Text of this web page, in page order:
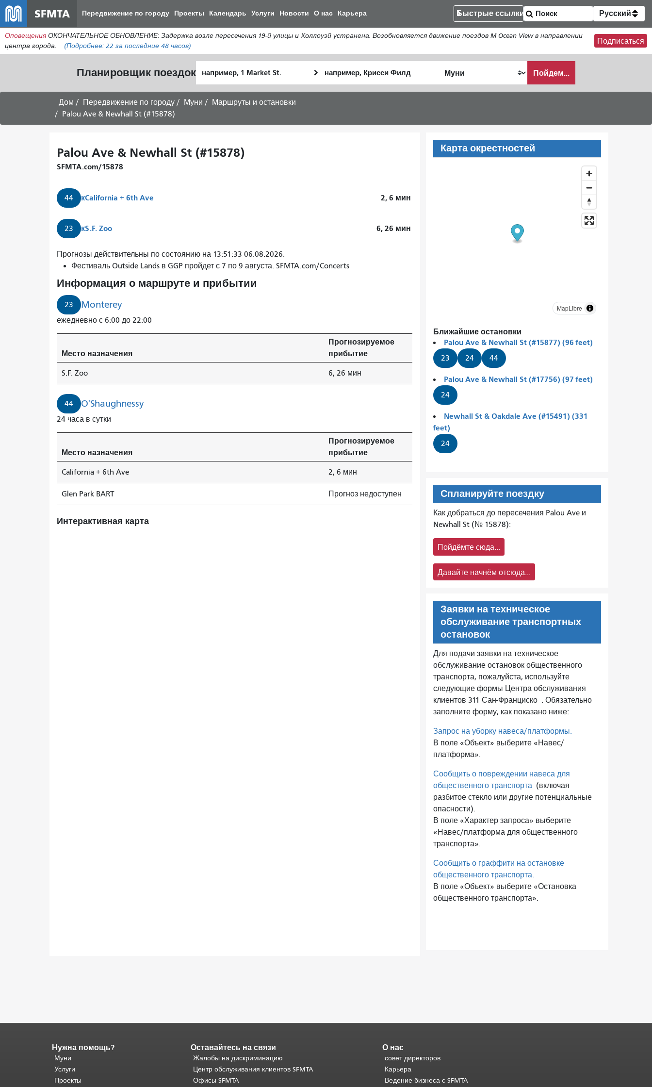
к
общему
содержанию
SFMTA Передвижение по городу Проекты Календарь Услуги Новости О нас Карьера Быстрые ссылки Русский
Оповещения ОКОНЧАТЕЛЬНОЕ ОБНОВЛЕНИЕ: Задержка возле пересечения 19-й улицы и Холлоуэй устранена. Возобновляется движение поездов M Ocean View в направлении
центра города.
(Подробнее: 22 за последние 48 часов)
Подписаться
Планировщик поездок местоположение
окончания
я
Пойдем...
Дом Передвижение по городу Муни
Маршруты и остановки
Palou Ave & Newhall St (#15878)
Palou Ave & Newhall St (#15878)
SFMTA.com/15878
44 кCalifornia + 6th Ave 2, 6 мин
23 кS.F. Zoo 6, 26 мин
О'Шогнесси
прибудет
через
2
минуты.
Прогнозы действительны по состоянию на 13:51:33 06.08.2026.
Фестиваль Outside Lands в GGP пройдет с 7 по 9 августа. SFMTA.com/Concerts
Информация о маршруте и прибытии
23 Monterey
ежедневно с 6:00 до 22:00
Место назначения
Прогнозируемое
прибытие
S.F. Zoo 6, 26 мин
44 O'Shaughnessy
24 часа в сутки
Место назначения
Прогнозируемое
прибытие
California + 6th Ave 2, 6 мин
Glen Park BART Прогноз недоступен
Интерактивная карта
Карта окрестностей
MapLibre
Ближайшие остановки
Palou Ave & Newhall St (#15877) (96 feet)
23 24 44
Palou Ave & Newhall St (#17756) (97 feet)
24
Newhall St & Oakdale Ave (#15491) (331
feet)
24
Спланируйте поездку
Как добраться до пересечения Palou Ave и
Newhall St (№ 15878):
Пойдёмте сюда...
Давайте начнём отсюда...
Заявки на техническое
обслуживание транспортных
остановок
Для подачи заявки на техническое
обслуживание остановок общественного
транспорта, пожалуйста, используйте
следующие формы Центра обслуживания
клиентов 311 Сан-Франциско . Обязательно
заполните форму, как показано ниже:
Запрос на уборку навеса/платформы.
В поле «Объект» выберите «Навес/
платформа».
Сообщить о повреждении навеса для
общественного транспорта(включая
разбитое стекло или другие потенциальные
опасности).
В поле «Характер запроса» выберите
«Навес/платформа для общественного
транспорта».
Сообщить о граффити на остановке
общественного транспорта.
В поле «Объект» выберите «Остановка
общественного транспорта».
Конец
содержимого
страницы.
часть
Нужна помощь?
Муни
Услуги
Проекты
Оставайтесь на связи
Жалобы на дискриминацию
Центр обслуживания клиентов SFMTA
Офисы SFMTA
О нас
совет директоров
Карьера
Ведение бизнеса с SFMTA